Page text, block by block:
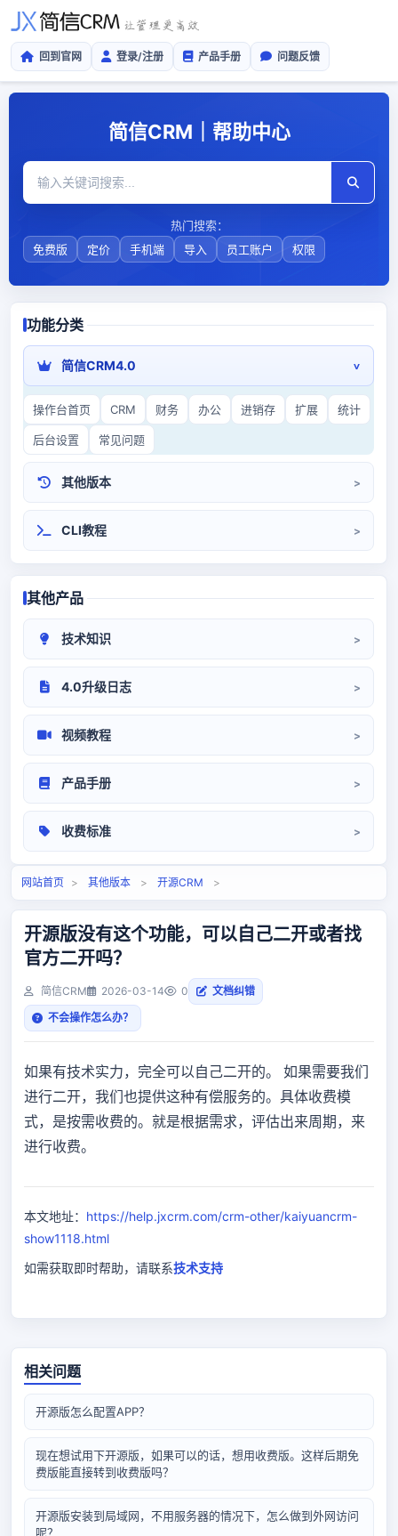
回到官网 登录/注册 产品手册 问题反馈
简信CRM｜帮助中心
热门搜索：
免费版
定价 手机端 导入 员工账户 权限
功能分类
简信CRM4.0
操作台首页 CRM 财务 办公 进销存 扩展 统计
后台设置 常见问题
其他版本
CLI教程
其他产品
技术知识
4.0升级日志
视频教程
产品手册
收费标准
相关问题 定价标准
网站首页 > 其他版本 > 开源CRM >
开源版没有这个功能，可以自己二开或者找
官方二开吗？
简信CRM 2026-03-14 0
文档纠错
不会操作怎么办？
如果有技术实力，完全可以自己二开的。 如果需要我们
进行二开，我们也提供这种有偿服务的。具体收费模
式，是按需收费的。就是根据需求，评估出来周期，来
进行收费。
本文地址： https://help.jxcrm.com/crm-other/kaiyuancrm-
show1118.html
如需获取即时帮助，请联系技术支持
相关问题
开源版怎么配置APP？
现在想试用下开源版，如果可以的话，想用收费版。这样后期免
费版能直接转到收费版吗？
开源版安装到局域网，不用服务器的情况下，怎么做到外网访问
呢？